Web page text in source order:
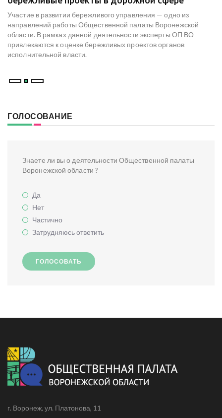
Участие в развитии бережливого управления — одно из
направлений работы Общественной палаты Воронежской
области. В рамках данной деятельности эксперты ОП ВО
привлекаются к оценке бережливых проектов органов
исполнительной власти.
ГОЛОСОВАНИЕ
Знаете ли вы о деятельности Общественной палаты
Воронежской области ?
Да
Нет
Частично
Затрудняюсь ответить
ГОЛОСОВАТЬ
г. Воронеж, ул. Платонова, 11